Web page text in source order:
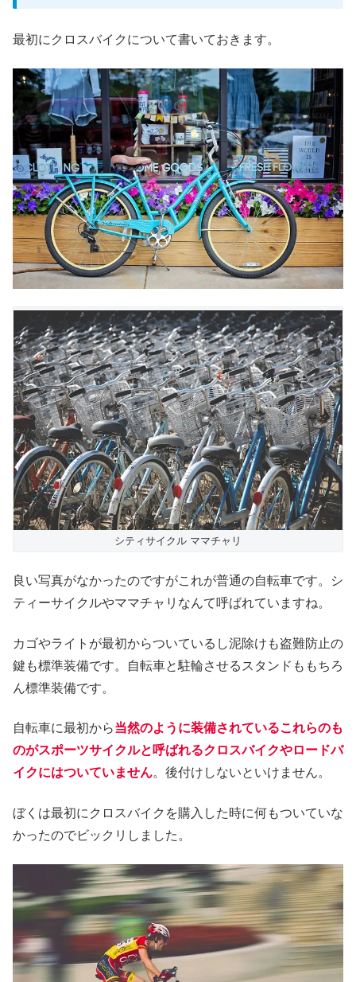
最初にクロスバイクについて書いておきます。
シティサイクル ママチャリ
良い写真がなかったのですがこれが普通の自転車です。シ
ティーサイクルやママチャリなんて呼ばれていますね。
カゴやライトが最初からついているし泥除けも盗難防止の
鍵も標準装備です。自転車と駐輪させるスタンドももちろ
ん標準装備です。
自転車に最初から当然のように装備されているこれらのも
のがスポーツサイクルと呼ばれるクロスバイクやロードバ
イクにはついていません。後付けしないといけません。
ぼくは最初にクロスバイクを購入した時に何もついていな
かったのでビックリしました。